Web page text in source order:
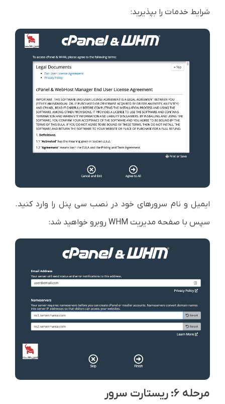
شرایط خدمات را بپذیرید:
ایمیل و نام سرورهای خود در نصب سی پنل را وارد کنید.
سپس با صفحه مدیریت WHM روبرو خواهید شد:
مرحله ۶: ریستارت سرور